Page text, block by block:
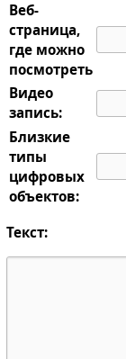
Веб-
страница,
где можно
посмотреть
Видео
запись:
Близкие
типы
цифровых
объектов:
Текст: